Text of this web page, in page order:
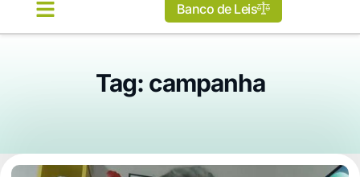
Banco de Leis
Tag: campanha